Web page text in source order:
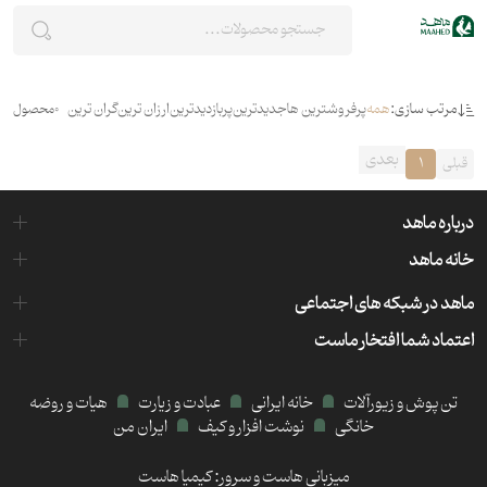
مرتب سازی:همهپرفروشترین هاجدیدترینپربازدیدترینارزان ترینگران ترین 0محصول
قبلی 1 بعدی
درباره ماهد
خانه ماهد
ماهد در شبکه های اجتماعی
اعتماد شما افتخار ماست
تن پوش و زیورآلات خانه ایرانی عبادت و زیارت
هیات و روضه
خانگی
نوشت افزار و کیف
ایران من
میزبانی هاست و سرور:کیمیا هاست